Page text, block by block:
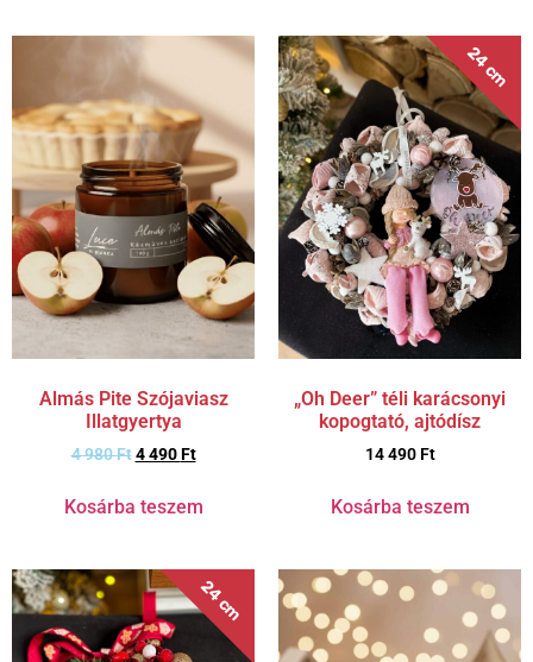
Almás Pite Szójaviasz
Illatgyertya
4 980Ft 4 490Ft
Kosárba teszem
24 cm
„Oh Deer” téli karácsonyi
kopogtató, ajtódísz
14 490 Ft
Kosárba teszem
24 cm